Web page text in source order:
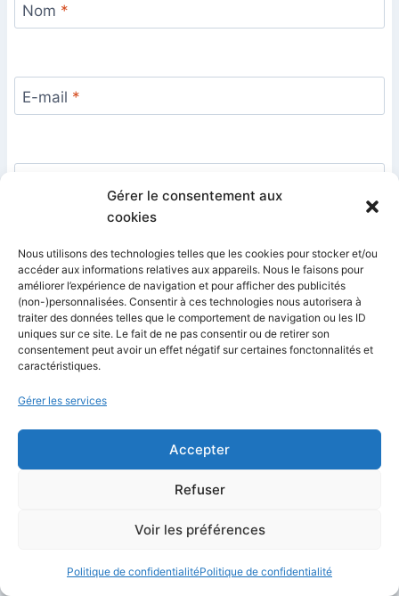
Gérer le consentement aux
cookies
Nous utilisons des technologies telles que les cookies pour stocker et/ou
accéder aux informations relatives aux appareils. Nous le faisons pour
améliorer l’expérience de navigation et pour afficher des publicités
(non-)personnalisées. Consentir à ces technologies nous autorisera à
traiter des données telles que le comportement de navigation ou les ID
uniques sur ce site. Le fait de ne pas consentir ou de retirer son
consentement peut avoir un effet négatif sur certaines fonctonnalités et
caractéristiques.
Gérer les services
Accepter
Refuser
Voir les préférences
Politique de confidentialitéPolitique de confidentialité
Nom *
E-mail *
navigateur pour mon prochain commentaire.
Oui, ajoutez-moi à votre liste de diffusion.
Rechercher
Derniers articles
Créer des vidéos en ligne rapidement : nos 10